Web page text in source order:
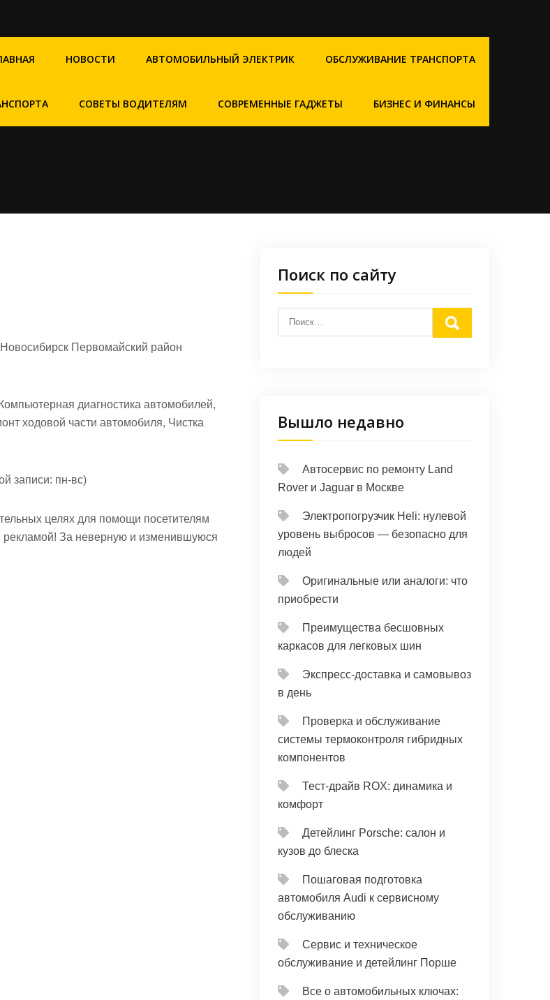
НОВОСТИ АВТОМОБИЛЬНЫЙ ЭЛЕКТРИК ОБСЛУЖИВАНИЕ ТРАНСПОРТА
СОВЕТЫ ВОДИТЕЛЯМ СОВРЕМЕННЫЕ ГАДЖЕТЫ БИЗНЕС И ФИНАНСЫ
Первомайский район
диагностика автомобилей,
ходовой части автомобиля, Чистка
записи: пн-вс)
целях для помощи посетителям
рекламой! За неверную и изменившуюся
Поиск по сайту
Вышло недавно
Автосервис по ремонту Land
Rover и Jaguar в Москве
Электропогрузчик Heli: нулевой
уровень выбросов — безопасно для
людей
Оригинальные или аналоги: что
приобрести
Преимущества бесшовных
каркасов для легковых шин
Экспресс-доставка и самовывоз
в день
Проверка и обслуживание
системы термоконтроля гибридных
компонентов
Тест‑драйв ROX: динамика и
комфорт
Детейлинг Porsche: салон и
кузов до блеска
Пошаговая подготовка
автомобиля Audi к сервисному
обслуживанию
Сервис и техническое
обслуживание и детейлинг Порше
Все о автомобильных ключах: